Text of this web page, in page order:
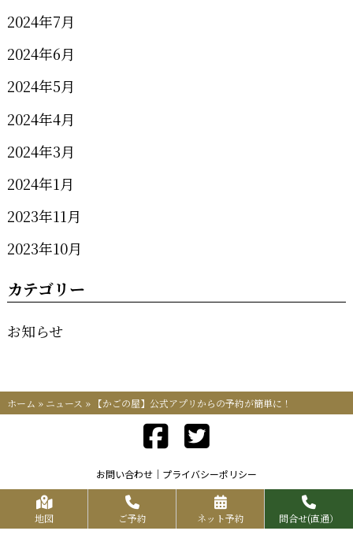
2024年7月
2024年6月
2024年5月
2024年4月
2024年3月
2024年1月
2023年11月
2023年10月
カテゴリー
お知らせ
ホーム » ニュース » 【かごの屋】公式アプリからの予約が簡単に！
お問い合わせ プライバシーポリシー
Copyrights KR FOOD SERVICE All Rights Reserved.
地図 ご予約 ネット予約 問合せ(直通）